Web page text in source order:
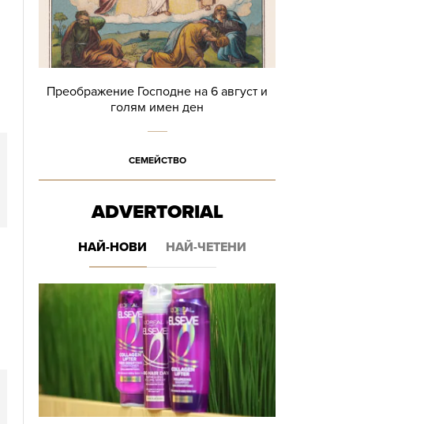
Преображение Господне на 6 август и
голям имен ден
СЕМЕЙСТВО
ADVERTORIAL
НАЙ-НОВИ НАЙ-ЧЕТЕНИ